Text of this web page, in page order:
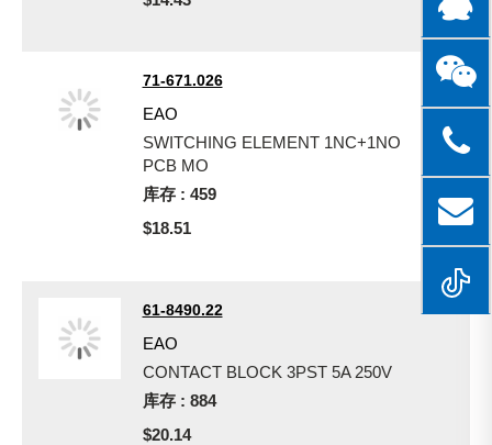
71-671.026
EAO
SWITCHING ELEMENT 1NC+1NO
PCB MO
库存 : 459
$18.51
61-8490.22
EAO
CONTACT BLOCK 3PST 5A 250V
库存 : 884
$20.14